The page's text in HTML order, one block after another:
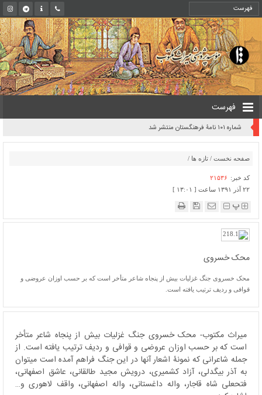
فهرست
شماره ۱۰۱ نامۀ فرهنگستان منتشر شد
صفحه نخست / تازه ها /
کد خبر: ۲۱۵۳۶
۲۲ آذر ۱۳۹۱ ساعت [ ۱۳:۰۱ ]
پ
محک خسروی
محک خسروی جنگ غزلیات بیش از پنجاه شاعر متأخر است که بر حسب اوزان عروضی و
قوافی و ردیف ترتیب یافته است.
میراث مکتوب- محک خسروی جنگ غزلیات بیش از پنجاه شاعر متأخر
است که بر حسب اوزان عروضی و قوافی و ردیف ترتیب یافته است. از
جمله شاعرانی که نمونۀ اشعار آنها در این جنگ فراهم آمده است می­توان
به آذر بیگدلی، آزاد کشمیری، درویش مجید طالقانی، عاشق اصفهانی،
فتحعلی شاه قاجار، واله داغستانی، واله اصفهانی، واقف لاهوری و…